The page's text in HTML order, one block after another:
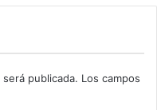
publicada. Los campos